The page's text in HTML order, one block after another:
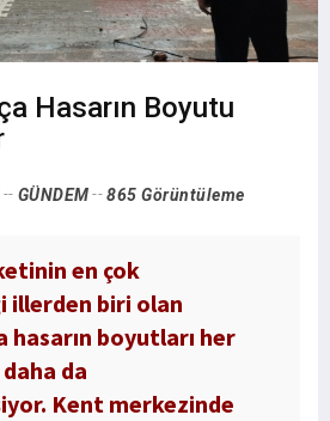
Hasarın Boyutu
GÜNDEM 865 Görüntüleme
en çok
illerden biri olan
hasarın boyutları her
da
Kent merkezinde